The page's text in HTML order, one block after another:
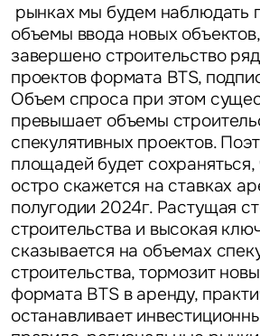
рынках мы будем наблюдать
объемы ввода новых
завершено строительство
проектов формата BTS,
Объем спроса при этом
превышает объемы
спекулятивных проектов.
площадей будет
остро скажется на ставках
полугодии 2024г. Растущая
строительства и высокая
сказывается на объемах
строительства, тормозит
формата BTS в аренду,
останавливает